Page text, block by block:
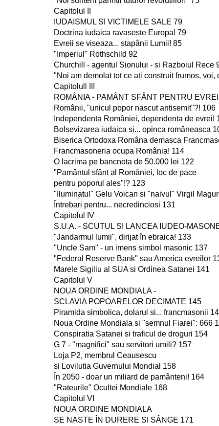
Capitolul II
IUDAISMUL SI VICTIMELE SALE 79
Doctrina iudaica ravaseste Europa! 79
Evreii se viseaza... stapânii Lumii! 85
"Imperiul" Rothschild 92
Churchill - agentul Sionului - si Razboiul Rece
"Noi am demolat tot ce ati construit frumos, voi,
Capitolull III
ROMÂNIA - PAMÂNT SFÂNT PENTRU
Românii, "unicul popor nascut antisemit"?! 106
Independenta României, dependenta de evrei!
Bolsevizarea iudaica si... opinca româneasca
Biserica Ortodoxa Româna demasca
Francmasoneria ocupa România! 114
O lacrima pe bancnota de 50.000 lei 122
"Pamântul sfânt al României, loc de pace
pentru poporul ales"!? 123
"Iluminatul" Gelu Voican si "naivul" Virgil
Întrebari pentru... necredinciosi 131
Capitolul IV
S.U.A. - SCUTUL SI LANCEA IUDEO-
"Jandarmul lumii", dirijat în ebraica! 133
"Uncle Sam" - un imens simbol masonic 137
"Federal Reserve Bank" sau America evreilor
Marele Sigiliu al SUA si Ordinea Satanei 141
Capitolul V
NOUA ORDINE MONDIALA -
SCLAVIA POPOARELOR DECIMATE 145
Piramida simbolica, dolarul si... francmasonii
Noua Ordine Mondiala si "semnul Fiarei": 666
Conspiratia Satanei si traficul de droguri 154
G 7 - "magnifici" sau servitori umili? 157
Loja P2, membrul Ceausescu
si Lovilutia Guvernului Mondial 158
În 2050 - doar un miliard de pamânteni! 164
"Rateurile" Ocultei Mondiale 168
Capitolul VI
NOUA ORDINE MONDIALA
SE NASTE ÎN DURERE SI SÂNGE 171